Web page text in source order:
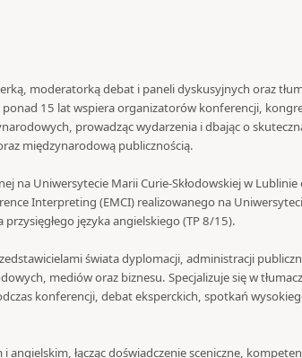
moderatorką debat i paneli dyskusyjnych oraz
15 lat wspiera organizatorów konferencji,
prowadząc wydarzenia i dbając o
międzynarodową publicznością.
na Uniwersytecie Marii Curie-Skłodowskiej w
Interpreting (EMCI) realizowanego na
języka angielskiego (TP 8/15).
świata dyplomacji, administracji
mediów oraz biznesu. Specjalizuje się w
konferencji, debat eksperckich, spotkań
angielskim, łącząc doświadczenie sceniczne,